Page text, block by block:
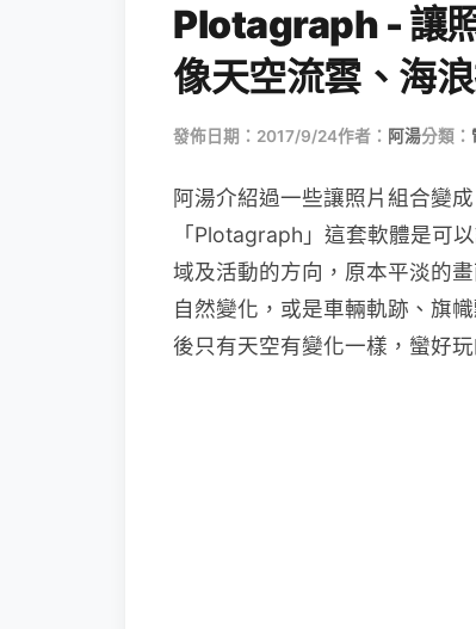
Plotagraph - 讓
像天空流雲、海
發佈日期：2017/9/24作者： 阿湯分類：
阿湯介紹過一些讓照片組合變
「Plotagraph」這套軟體是可
域及活動的方向，原本平淡的
自然變化，或是車輛軌跡、旗
後只有天空有變化一樣，蠻好